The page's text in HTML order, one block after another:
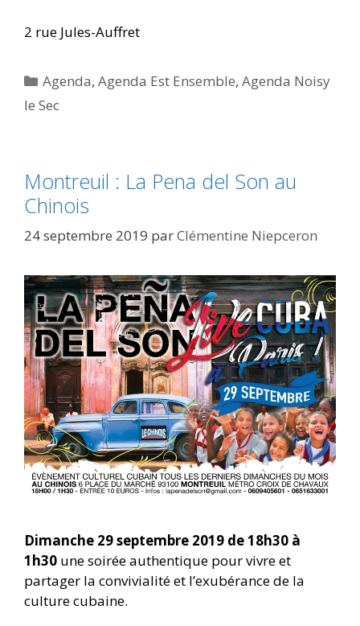
2 rue Jules-Auffret
Catégories
Agenda,Agenda Est Ensemble,Agenda Noisy
le Sec
Montreuil : La Pena del Son au
Chinois
24 septembre 2019 parClémentine Niepceron
Dimanche 29 septembre 2019 de 18h30 à
1h30 une soirée authentique pour vivre et
partager la convivialité et l’exubérance de la
culture cubaine.